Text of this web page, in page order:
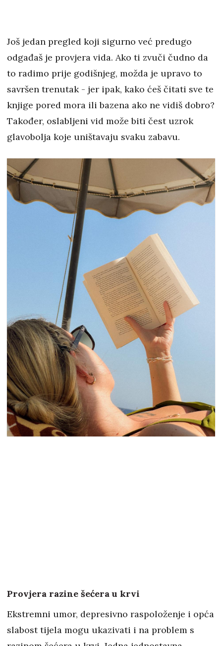
Još jedan pregled koji sigurno već predugo
odgađaš je provjera vida. Ako ti zvuči čudno da
to radimo prije godišnjeg, možda je upravo to
savršen trenutak - jer ipak, kako ćeš čitati sve te
knjige pored mora ili bazena ako ne vidiš dobro?
Također, oslabljeni vid može biti čest uzrok
glavobolja koje uništavaju svaku zabavu.
Provjera razine šećera u krvi
Ekstremni umor, depresivno raspoloženje i opća
slabost tijela mogu ukazivati i na problem s